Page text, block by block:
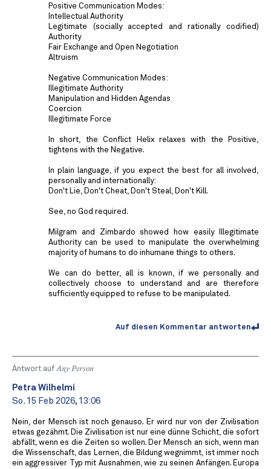
Positive Communication Modes:
Intellectual Authority
Legitimate (socially accepted and rationally codified)
Authority
Fair Exchange and Open Negotiation
Altruism
Negative Communication Modes:
Illegitimate Authority
Manipulation and Hidden Agendas
Coercion
Illegitimate Force
In short, the Conflict Helix relaxes with the Positive,
tightens with the Negative.
In plain language, if you expect the best for all involved,
personally and internationally:
Don't Lie, Don't Cheat, Don't Steal, Don't Kill.
See, no God required.
Milgram and Zimbardo showed how easily Illegitimate
Authority can be used to manipulate the overwhelming
majority of humans to do inhumane things to others.
We can do better, all is known, if we personally and
collectively choose to understand and are therefore
sufficiently equipped to refuse to be manipulated.
Auf diesen Kommentar antworten
Antwort aufAny Person
Petra Wilhelmi
So. 15 Feb 2026, 13:06
Nein, der Mensch ist noch genauso. Er wird nur von der Zivilisation
etwas gezähmt. Die Zivilisation ist nur eine dünne Schicht, die sofort
abfällt, wenn es die Zeiten so wollen. Der Mensch an sich, wenn man
die Wissenschaft, das Lernen, die Bildung wegnimmt, ist immer noch
ein aggressiver Typ mit Ausnahmen, wie zu seinen Anfängen. Europa